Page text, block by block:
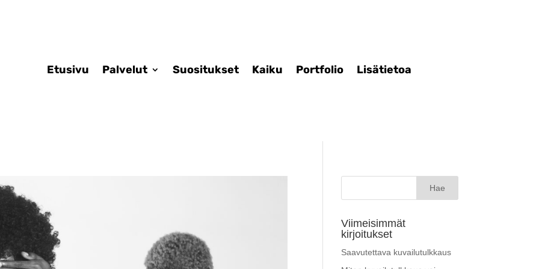
Etusivu Palvelut Suositukset Kaiku Portfolio Lisätietoa
Haku:
Viimeisimmät
kirjoitukset
Saavutettava kuvailutulkkaus